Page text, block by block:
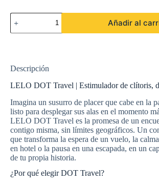
LELO
DOT
CLÍTORIS
cantidad
Añadir al
Descripción
LELO DOT Travel | Estimulador de clítoris,
Imagina un susurro de placer que cabe en la
listo para desplegar sus alas en el momento
LELO DOT Travel es la promesa de un
contigo misma, sin límites geográficos. Un
que transforma la espera de un vuelo, la
en hotel o la pausa en una escapada, en un
de tu propia historia.
¿Por qué elegir DOT Travel?